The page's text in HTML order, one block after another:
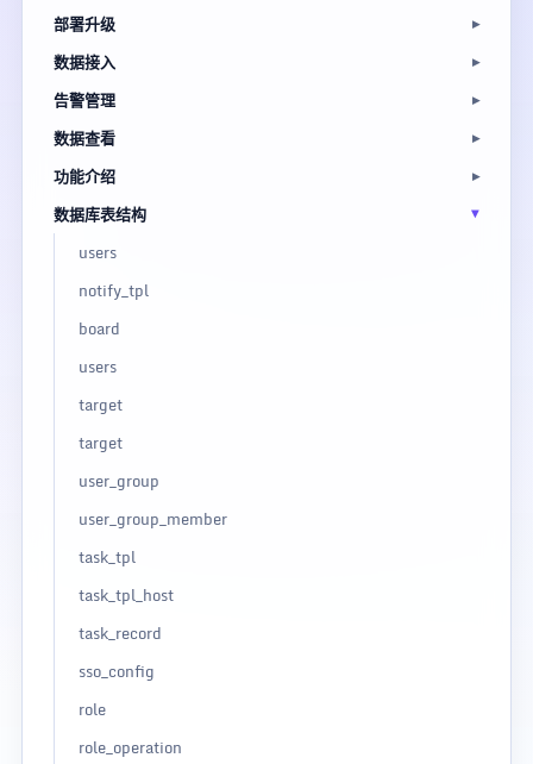
部署升级
数据接入
告警管理
数据查看
功能介绍
数据库表结构
users
notify_tpl
board
users
target
target
user_group
user_group_member
task_tpl
task_tpl_host
task_record
sso_config
role
role_operation